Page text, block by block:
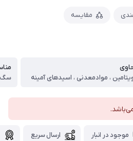
مقایسه
، موادمعدنی ، اسیدهای آمینه
سگ
موجود در انبار ارسال سریع